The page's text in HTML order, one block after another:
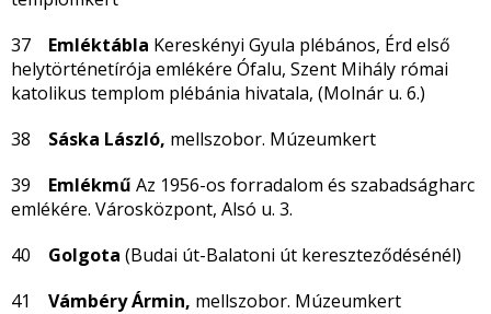
37 Emléktábla Kereskényi Gyula plébános, Érd első
helytörténetírója emlékére Ófalu, Szent Mihály római
katolikus templom plébánia hivatala, (Molnár u. 6.)
38 Sáska László, mellszobor. Múzeumkert
39 Emlékmű Az 1956-os forradalom és szabadságharc
emlékére. Városközpont, Alsó u. 3.
40 Golgota (Budai út-Balatoni út kereszteződésénél)
41 Vámbéry Ármin, mellszobor. Múzeumkert